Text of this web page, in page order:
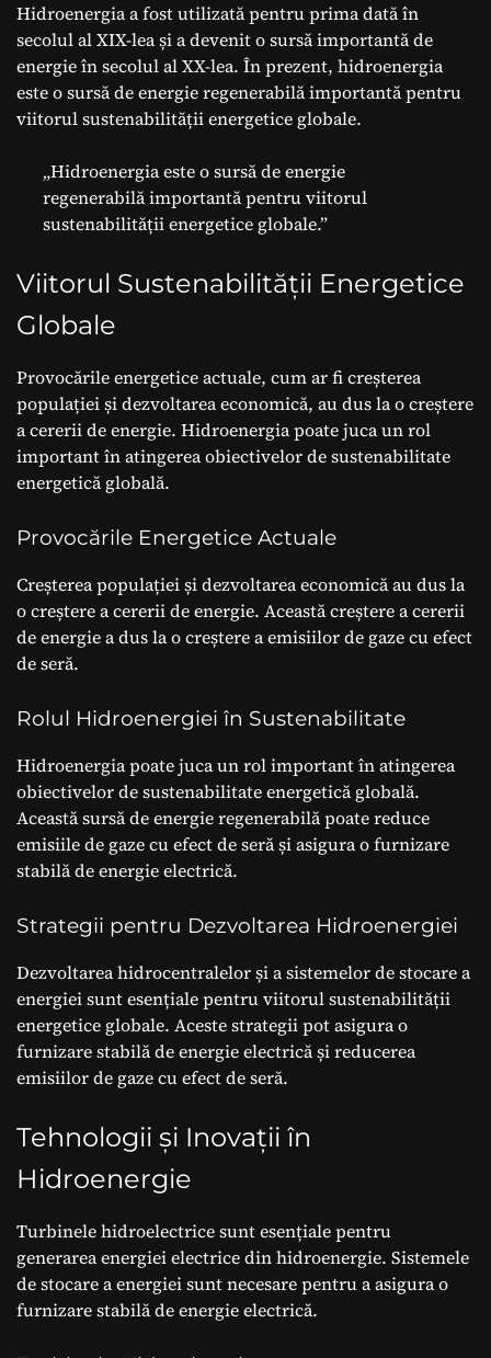
Hidroenergia a fost utilizată pentru prima dată în
secolul al XIX-lea și a devenit o sursă importantă de
energie în secolul al XX-lea. În prezent, hidroenergia
este o sursă de energie regenerabilă importantă pentru
viitorul sustenabilității energetice globale.
„Hidroenergia este o sursă de energie
regenerabilă importantă pentru viitorul
sustenabilității energetice globale.”
Viitorul Sustenabilității Energetice
Globale
Provocările energetice actuale, cum ar fi creșterea
populației și dezvoltarea economică, au dus la o creștere
a cererii de energie. Hidroenergia poate juca un rol
important în atingerea obiectivelor de sustenabilitate
energetică globală.
Provocările Energetice Actuale
Creșterea populației și dezvoltarea economică au dus la
o creștere a cererii de energie. Această creștere a cererii
de energie a dus la o creștere a emisiilor de gaze cu efect
de seră.
Rolul Hidroenergiei în Sustenabilitate
Hidroenergia poate juca un rol important în atingerea
obiectivelor de sustenabilitate energetică globală.
Această sursă de energie regenerabilă poate reduce
emisiile de gaze cu efect de seră și asigura o furnizare
stabilă de energie electrică.
Strategii pentru Dezvoltarea Hidroenergiei
Dezvoltarea hidrocentralelor și a sistemelor de stocare a
energiei sunt esențiale pentru viitorul sustenabilității
energetice globale. Aceste strategii pot asigura o
furnizare stabilă de energie electrică și reducerea
emisiilor de gaze cu efect de seră.
Tehnologii și Inovații în
Hidroenergie
Turbinele hidroelectrice sunt esențiale pentru
generarea energiei electrice din hidroenergie. Sistemele
de stocare a energiei sunt necesare pentru a asigura o
furnizare stabilă de energie electrică.